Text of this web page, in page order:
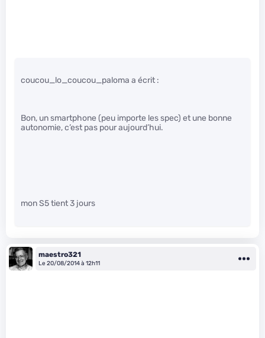
coucou_lo_coucou_paloma a écrit :
Bon, un smartphone (peu importe les spec) et une bonne
autonomie, c’est pas pour aujourd’hui.
mon S5 tient 3 jours
maestro321
Le 20/08/2014 à 12h11